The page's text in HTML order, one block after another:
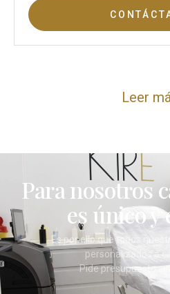
Leer
Para nosotros
es único y
Es por ello que todos
personalizados a
Pide presupuesto